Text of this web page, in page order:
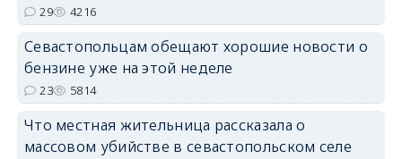
29 4216
Севастопольцам обещают хорошие новости о
бензине уже на этой неделе
23 5814
Что местная жительница рассказала о
массовом убийстве в севастопольском селе